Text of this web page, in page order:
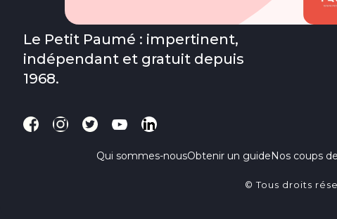
Le Petit Paumé : impertinent,
indépendant et gratuit depuis
1968.
Qui sommes-nousObtenir un guideNos coups
© Tous droits